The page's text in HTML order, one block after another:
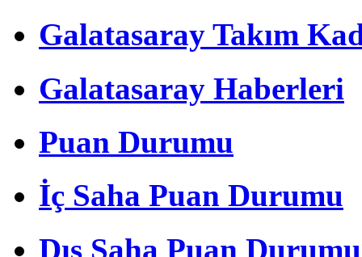
Galatasaray Takım
Galatasaray Haberleri
Puan Durumu
İç Saha Puan Durumu
Dış Saha Puan Durumu